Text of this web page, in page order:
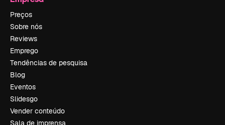
Preços
Sobre nós
Reviews
Emprego
Tendências de pesquisa
Blog
Eventos
Slidesgo
Vender conteúdo
Sala de imprensa